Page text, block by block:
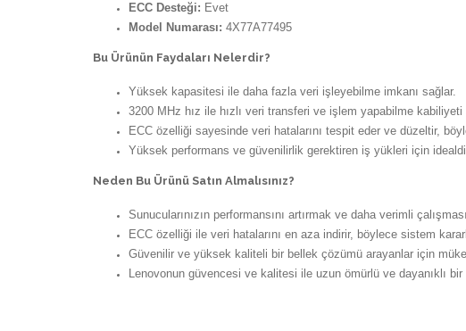
ECC Desteği: Evet
Model Numarası: 4X77A77495
Bu Ürünün Faydaları Nelerdir?
Yüksek kapasitesi ile daha fazla veri işleyebilme imkanı sağlar.
3200 MHz hız ile hızlı veri transferi ve işlem yapabilme kabiliyeti
ECC özelliği sayesinde veri hatalarını tespit eder ve düzeltir,
Yüksek performans ve güvenilirlik gerektiren iş yükleri için
Neden Bu Ürünü Satın Almalısınız?
Sunucularınızın performansını artırmak ve daha verimli
ECC özelliği ile veri hatalarını en aza indirir, böylece sistem
Güvenilir ve yüksek kaliteli bir bellek çözümü arayanlar için
Lenovonun güvencesi ve kalitesi ile uzun ömürlü ve dayanıklı bir